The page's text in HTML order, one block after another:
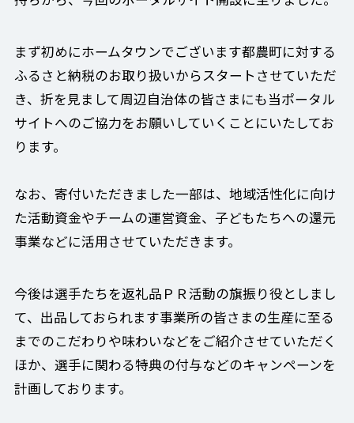
まず初めにホームタウンでございます都農町に対する
ふるさと納税のお取り扱いからスタートさせていただ
き、折を見まして周辺自治体の皆さまにも当ポータル
サイトへのご協力をお願いしていくことにいたしてお
ります。
なお、寄付いただきました一部は、地域活性化に向け
た活動資金やチームの運営資金、子どもたちへの還元
事業などに活用させていただきます。
今後は選手たちを返礼品ＰＲ活動の旗振り役としまし
て、出品しておられます事業所の皆さまの生産に至る
までのこだわりや味わいなどをご紹介させていただく
ほか、選手に関わる特典の付与などのキャンペーンを
計画しております。